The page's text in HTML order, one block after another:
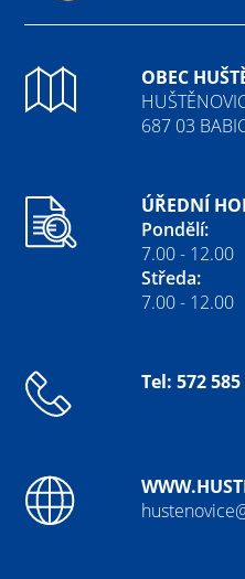
OBEC
687 03
ÚŘEDNÍ
Pondělí:
7.00 -
Středa:
7.00 -
Tel: 572 585